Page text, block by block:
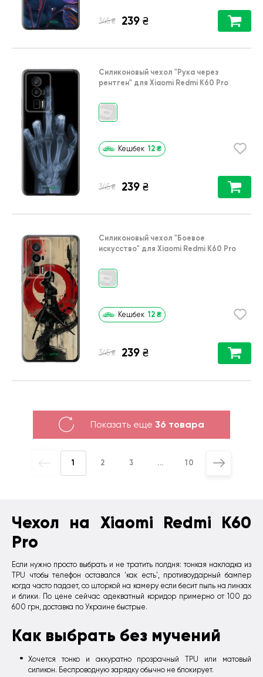
Чехол на Xiaomi Redmi K60
Pro
Если нужно просто выбрать и не тратить полдня: тонкая накладка из
TPU чтобы телефон оставался 'как есть', противоударный бампер
когда часто падает, со шторкой на камеру если бесит пыль на линзах
и блики. По цене сейчас адекватный коридор примерно от 100 до
600 грн, доставка по Украине быстрые.
Как выбрать без мучений
Хочется тонко и аккуратно прозрачный TPU или матовый
силикон. Беспроводную зарядку обычно не блокирует.
345 ₴ 239 ₴
Силиконовый чехол "Рука через
рентген" для Xiaomi Redmi K60 Pro
Кешбек 12 ₴
345 ₴ 239 ₴
Силиконовый чехол "Боевое
искусство" для Xiaomi Redmi K60 Pro
Кешбек 12 ₴
345 ₴ 239 ₴
Показать еще 36 товара
1 2 3 ... 10